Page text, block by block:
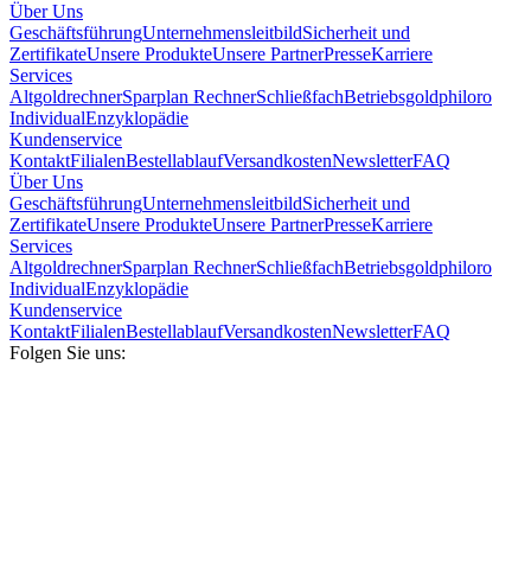
Über Uns
GeschäftsführungUnternehmensleitbildSicherheit und
ZertifikateUnsere ProdukteUnsere PartnerPresseKarriere
Services
AltgoldrechnerSparplan RechnerSchließfachBetriebsgoldphiloro
IndividualEnzyklopädie
Kundenservice
KontaktFilialenBestellablaufVersandkostenNewsletterFAQ
Über Uns
GeschäftsführungUnternehmensleitbildSicherheit und
ZertifikateUnsere ProdukteUnsere PartnerPresseKarriere
Services
AltgoldrechnerSparplan RechnerSchließfachBetriebsgoldphiloro
IndividualEnzyklopädie
Kundenservice
KontaktFilialenBestellablaufVersandkostenNewsletterFAQ
Folgen Sie uns: